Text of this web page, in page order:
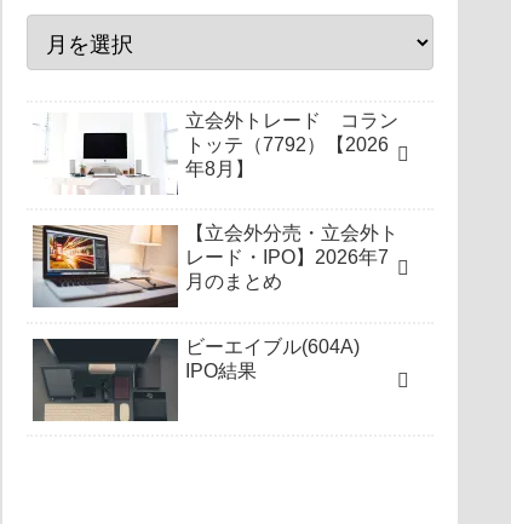
立会外トレード コラン
トッテ（7792）【2026
年8月】
【立会外分売・立会外ト
レード・IPO】2026年7
月のまとめ
ビーエイブル(604A)
IPO結果